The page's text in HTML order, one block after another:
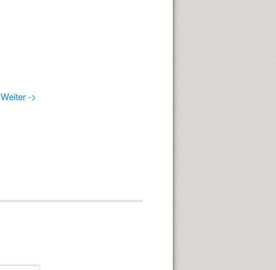
Weiter ->